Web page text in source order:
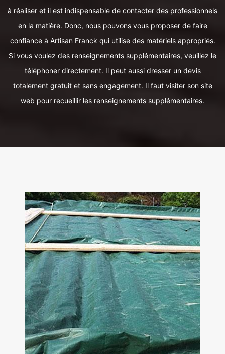
à réaliser et il est indispensable de contacter des professionnels
en la matière. Donc, nous pouvons vous proposer de faire
confiance à Artisan Franck qui utilise des matériels appropriés.
Si vous voulez des renseignements supplémentaires, veuillez le
téléphoner directement. Il peut aussi dresser un devis
totalement gratuit et sans engagement. Il faut visiter son site
web pour recueillir les renseignements supplémentaires.